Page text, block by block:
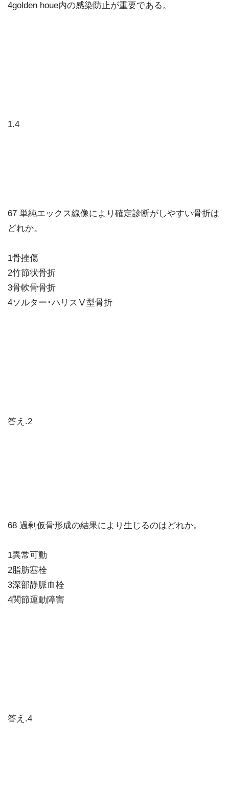
4golden houe内の感染防止が重要である。
1.4
67 単純エックス線像により確定診断がしやすい骨折は
どれか。
1骨挫傷
2竹節状骨折
3骨軟骨骨折
4ソルター･ハリスⅤ型骨折
答え.2
68 過剰仮骨形成の結果により生じるのはどれか。
1異常可動
2脂肪塞栓
3深部静脈血栓
4関節運動障害
答え.4